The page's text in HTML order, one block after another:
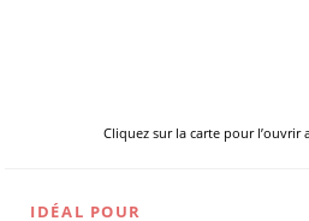
Cliquez sur la carte pour l’ouvrir
IDÉAL POUR